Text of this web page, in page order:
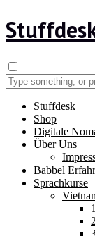
Stuffdesk
Shop
Digitale
Über Uns
Babbel
Sprachkurse